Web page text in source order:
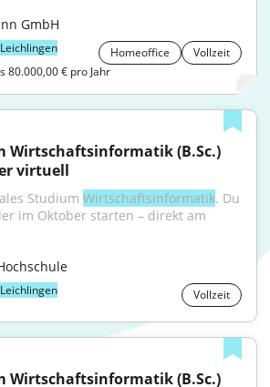
GmbH
Leichlingen Homeoffice
Vollzeit
80.000,00 € pro Jahr
Wirtschaftsinformatik (B.Sc.)
virtuell
Studium Wirtschaftsinformatik. Du
im Oktober starten – direkt am
Leichlingen Vollzeit
Wirtschaftsinformatik (B.Sc.)